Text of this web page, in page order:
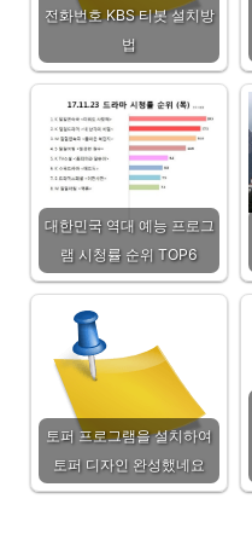
전화번호 KBS 티봇 설치방
법
대한민국 역대 예능 프로그
램 시청률 순위 TOP6
토퍼 프로그램을 설치하여
토퍼 디자인 완성했네요